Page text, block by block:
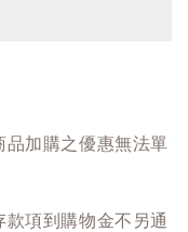
加購之優惠無法單
項到購物金不另通